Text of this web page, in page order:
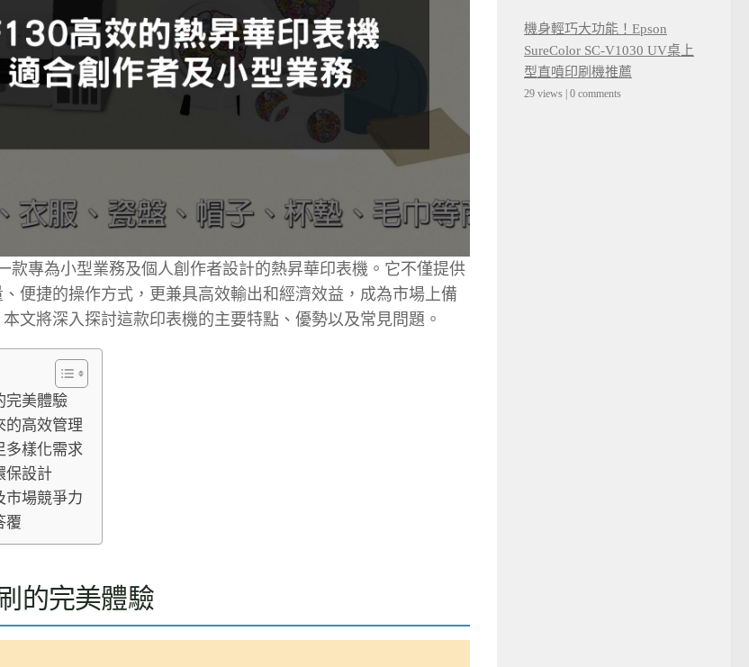
款專為小型業務及個人創作者設計的熱昇華印表機。它不僅提供
便捷的操作方式，更兼具高效輸出和經濟效益，成為市場上備
文將深入探討這款印表機的主要特點、優勢以及常見問題。
完美體驗
的高效管理
多樣化需求
保設計
市場競爭力
覆
的完美體驗
機身輕巧大功能！Epson
SureColor SC-V1030 UV桌上
型直噴印刷機推薦
29 views 0 comments